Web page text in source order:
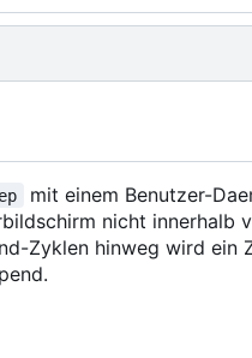
mit einem Benutzer-
nicht innerhalb
Zyklen hinweg wird ein